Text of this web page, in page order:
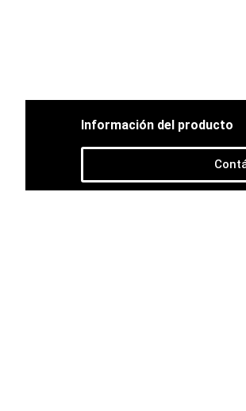
Información del producto